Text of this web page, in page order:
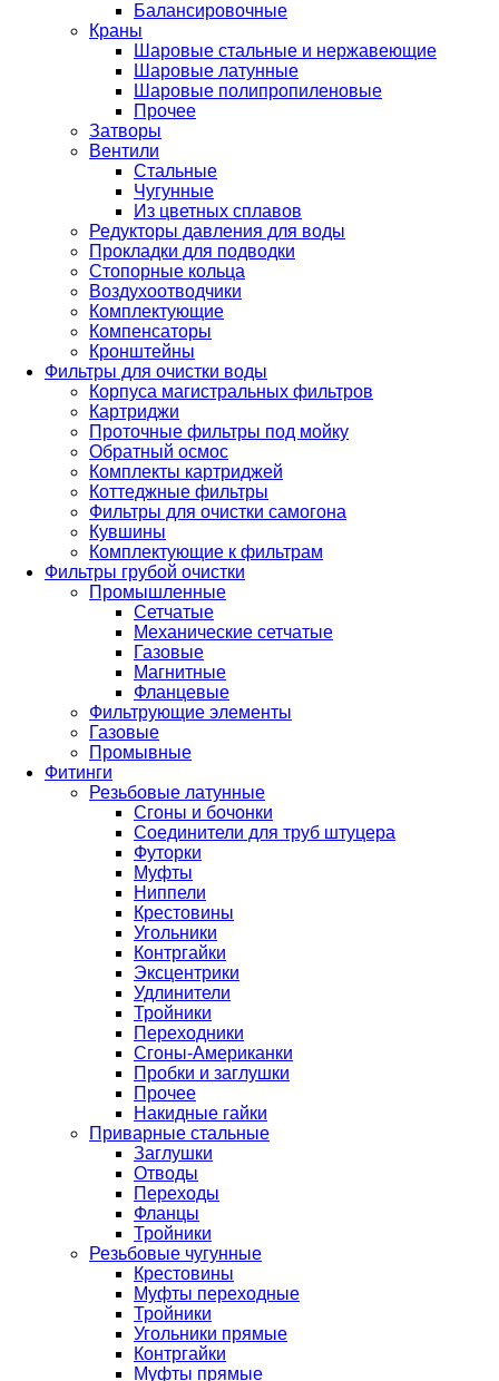
Балансировочные
Краны
Шаровые стальные и нержавеющие
Шаровые латунные
Шаровые полипропиленовые
Прочее
Затворы
Вентили
Стальные
Чугунные
Из цветных сплавов
Редукторы давления для воды
Прокладки для подводки
Стопорные кольца
Воздухоотводчики
Комплектующие
Компенсаторы
Кронштейны
Фильтры для очистки воды
Корпуса магистральных фильтров
Картриджи
Проточные фильтры под мойку
Обратный осмос
Комплекты картриджей
Коттеджные фильтры
Фильтры для очистки самогона
Кувшины
Комплектующие к фильтрам
Фильтры грубой очистки
Промышленные
Сетчатые
Механические сетчатые
Газовые
Магнитные
Фланцевые
Фильтрующие элементы
Газовые
Промывные
Фитинги
Резьбовые латунные
Сгоны и бочонки
Соединители для труб штуцера
Футорки
Муфты
Ниппели
Крестовины
Угольники
Контргайки
Эксцентрики
Удлинители
Тройники
Переходники
Сгоны-Американки
Пробки и заглушки
Прочее
Накидные гайки
Приварные стальные
Заглушки
Отводы
Переходы
Фланцы
Тройники
Резьбовые чугунные
Крестовины
Муфты переходные
Тройники
Угольники прямые
Контргайки
Муфты прямые